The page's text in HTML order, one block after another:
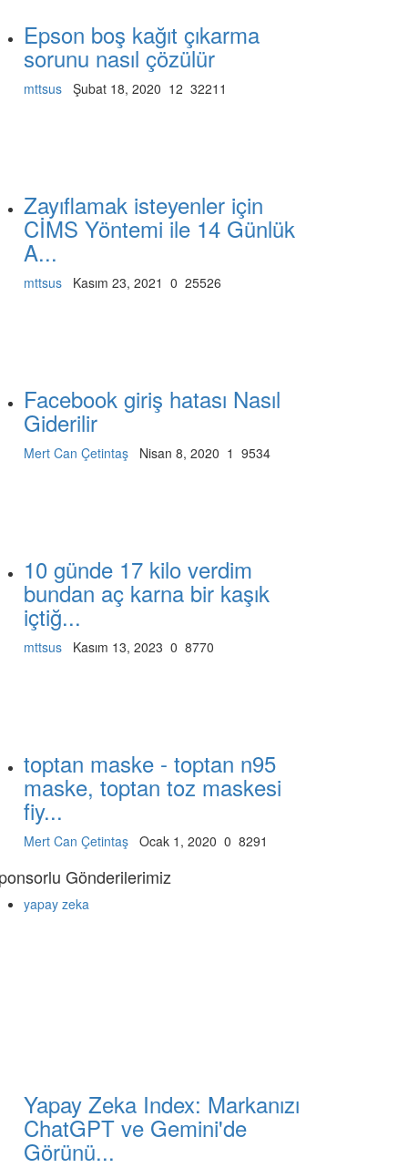
Epson boş kağıt çıkarma
sorunu nasıl çözülür
mttsus Şubat 18, 2020 12 32211
Zayıflamak isteyenler için
CİMS Yöntemi ile 14 Günlük
A...
mttsus Kasım 23, 2021 0 25526
Facebook giriş hatası Nasıl
Giderilir
Mert Can Çetintaş Nisan 8, 2020 1 9534
10 günde 17 kilo verdim
bundan aç karna bir kaşık
içtiğ...
mttsus Kasım 13, 2023 0 8770
toptan maske - toptan n95
maske, toptan toz maskesi
fiy...
Mert Can Çetintaş Ocak 1, 2020 0 8291
Gönderilerimiz
yapay zeka
Yapay Zeka Index: Markanızı
ChatGPT ve Gemini'de
Görünü...